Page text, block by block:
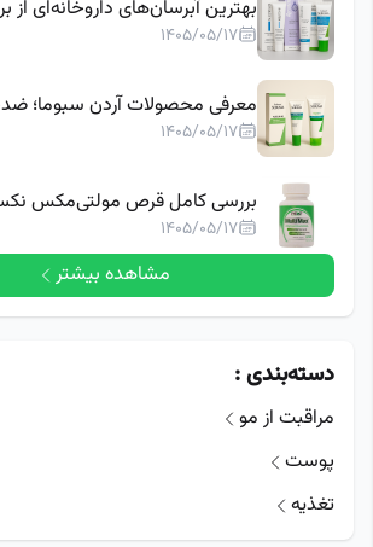
بهترین آبرسان‌های داروخانه‌ای از
ژیناژن و سبوما
1405/05/17
معرفی محصولات آردن سبوما؛
پوست چرب
1405/05/17
بررسی کامل قرص مولتی‌مکس
مولتی‌مکس کلاسیک چیست؟
1405/05/17
مشاهده بیشتر
دسته‌بندی :
مراقبت از مو
پوست
تغذیه